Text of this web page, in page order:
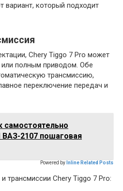
вариант, который подходит
Chery Tiggo 7 Pro может
полным приводом. Обе
трансмиссию,
переключение передач и
самостоятельно
2107 пошаговая
Powered by Inline Related Posts
трансмиссии Chery Tiggo 7 Pro: